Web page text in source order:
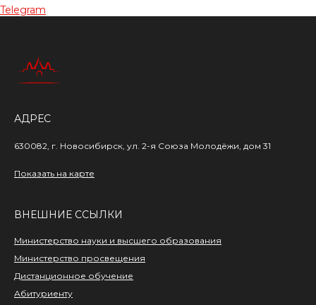
Telegram
АДРЕС
630082, г. Новосибирск, ул. 2-я Союза Молодёжи, дом 31
Показать на карте
ВНЕШНИЕ ССЫЛКИ
Министерство науки и высшего образования
Министерство просвещения
Дистанционное обучение
Абитуриенту